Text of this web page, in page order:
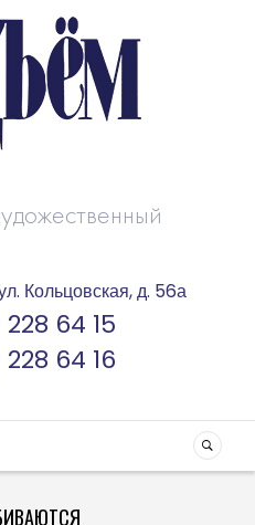
Кольцовская, д. 56а
64 15
64 16